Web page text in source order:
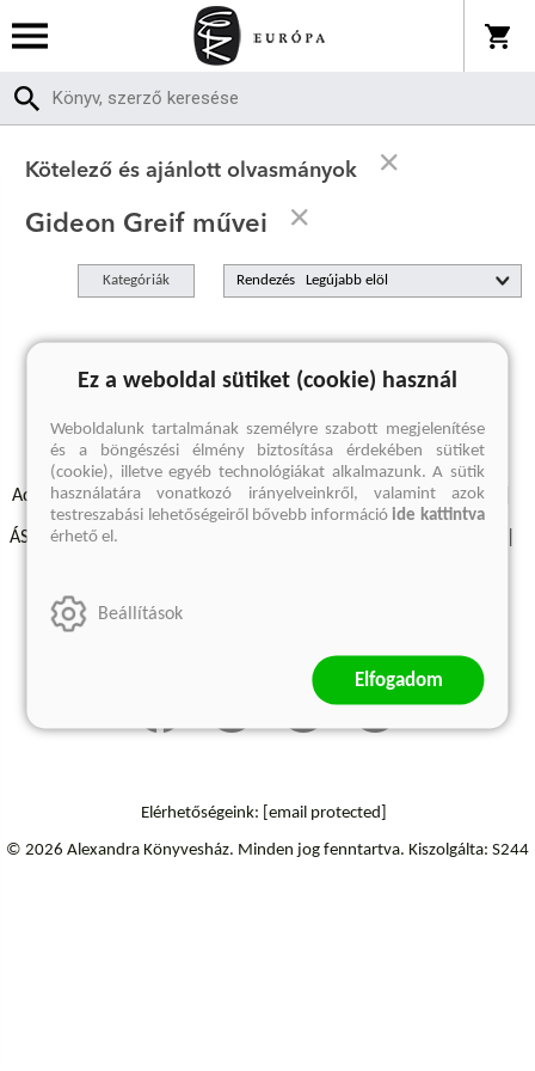
Kötelező és ajánlott olvasmányok
Gideon Greif művei
Kategóriák Rendezés
A keresett kifejezésre nincs találat
Adatvédelmi szabályzatok Elállási felmondási nyilatkozat
ÁSZF - Vásárlási feltételek
Szállítási információk
Elérhetőségeink: [email protected]
© 2026 Alexandra Könyvesház. Minden jog fenntartva. Kiszolgálta: S244
Ez a weboldal sütiket (cookie) használ
Weboldalunk tartalmának személyre szabott megjelenítése
és a böngészési élmény biztosítása érdekében sütiket
(cookie), illetve egyéb technológiákat alkalmazunk. A sütik
használatára vonatkozó irányelveinkről, valamint azok
testreszabási lehetőségeiről bővebb információide kattintva
érhető el.
Beállítások
Elfogadom